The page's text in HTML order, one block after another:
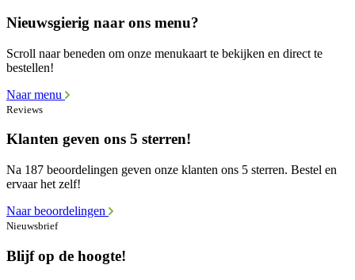
Nieuwsgierig naar ons menu?
Scroll naar beneden om onze menukaart te bekijken en direct te
bestellen!
Naar menu
Reviews
Klanten geven ons 5 sterren!
Na 187 beoordelingen geven onze klanten ons 5 sterren. Bestel en
ervaar het zelf!
Naar beoordelingen
Nieuwsbrief
Blijf op de hoogte!